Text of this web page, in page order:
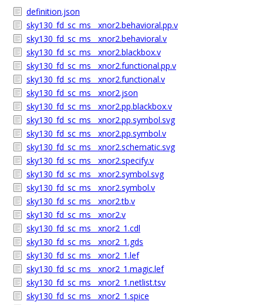
definition.json
sky130_fd_sc_ms__xnor2.behavioral.pp.v
sky130_fd_sc_ms__xnor2.behavioral.v
sky130_fd_sc_ms__xnor2.blackbox.v
sky130_fd_sc_ms__xnor2.functional.pp.v
sky130_fd_sc_ms__xnor2.functional.v
sky130_fd_sc_ms__xnor2.json
sky130_fd_sc_ms__xnor2.pp.blackbox.v
sky130_fd_sc_ms__xnor2.pp.symbol.svg
sky130_fd_sc_ms__xnor2.pp.symbol.v
sky130_fd_sc_ms__xnor2.schematic.svg
sky130_fd_sc_ms__xnor2.specify.v
sky130_fd_sc_ms__xnor2.symbol.svg
sky130_fd_sc_ms__xnor2.symbol.v
sky130_fd_sc_ms__xnor2.tb.v
sky130_fd_sc_ms__xnor2.v
sky130_fd_sc_ms__xnor2_1.cdl
sky130_fd_sc_ms__xnor2_1.gds
sky130_fd_sc_ms__xnor2_1.lef
sky130_fd_sc_ms__xnor2_1.magic.lef
sky130_fd_sc_ms__xnor2_1.netlist.tsv
sky130_fd_sc_ms__xnor2_1.spice